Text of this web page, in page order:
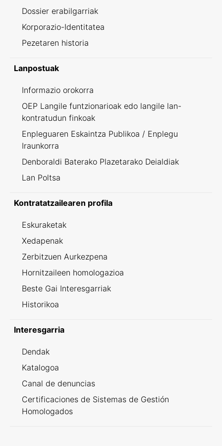
Dossier erabilgarriak
Korporazio-Identitatea
Pezetaren historia
Lanpostuak
Informazio orokorra
OEP Langile funtzionarioak edo langile lan-
kontratudun finkoak
Enpleguaren Eskaintza Publikoa / Enplegu
Iraunkorra
Denboraldi Baterako Plazetarako Deialdiak
Lan Poltsa
Kontratatzailearen profila
Eskuraketak
Xedapenak
Zerbitzuen Aurkezpena
Hornitzaileen homologazioa
Beste Gai Interesgarriak
Historikoa
Interesgarria
Dendak
Katalogoa
Canal de denuncias
Certificaciones de Sistemas de Gestión
Homologados